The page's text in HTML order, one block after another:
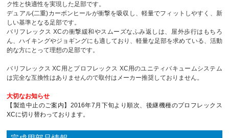
ク性と快適性を実現した足部です。
デュアル(二重)カーボンヒールが衝撃を吸収し、軽量でフィットしやすく、新
しい基準となる足部です。
バリフレックス XCの衝撃緩和やスムーズなふみ返しは、屋外歩行はもちろ
ん、ハイキングやジョギングにも適しており、軽量な足部を求めている、活動
的な方にとって理想の足部です。
バリフレックス XC用とプロフレックス XC用のユニティバキュームシステム
は完全な互換性はありませんので取付はメーカー推奨しておりません。
大切なお知らせ
【製造中止のご案内】2016年7月下旬より順次、後継機種のプロフレックス
XCに切り替わっております。